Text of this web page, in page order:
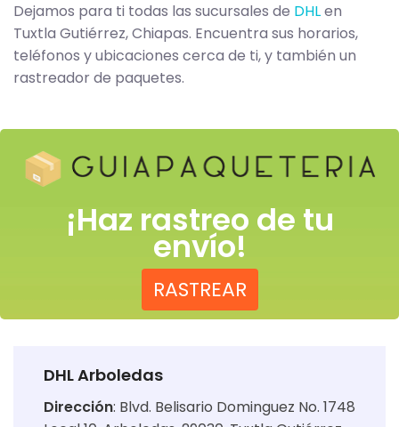
Dejamos para ti todas las sucursales de DHLen
Tuxtla Gutiérrez, Chiapas. Encuentra sus horarios,
teléfonos y ubicaciones cerca de ti, y también un
rastreador de paquetes.
¡Haz rastreo de tu
envío!
RASTREAR
DHL Arboledas
Dirección: Blvd. Belisario Dominguez No. 1748